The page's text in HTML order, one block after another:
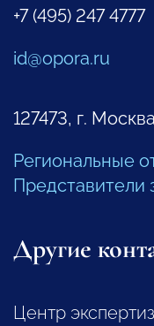
+7 (495) 247 4777
id@opora.ru
127473, г.
Региональные
Представители
Другие
Центр